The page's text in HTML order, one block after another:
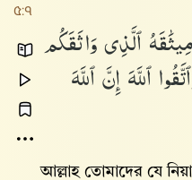
৫:৭
ٱلَّذِىوَاثَقَكُم
ٱللَّهَإِنَّٱللَّهَ
আল্লাহ তোমাদের যে